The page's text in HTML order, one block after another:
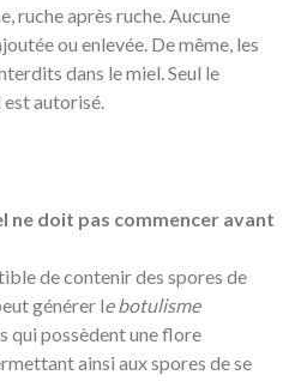
ruche après ruche. Aucune
ou enlevée. De même, les
dans le miel. Seul le
est autorisé.
ne doit pas commencer avant
de contenir des spores de
générer le botulisme
qui possèdent une flore
ainsi aux spores de se